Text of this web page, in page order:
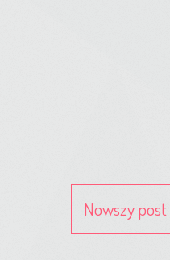
Nowszy post